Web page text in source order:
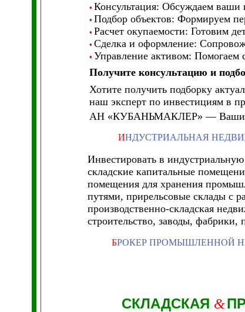
• Консультация: Обсуждаем
• Подбор объектов: Формируем
• Расчет окупаемости: Готовим
• Сделка и оформление:
• Управление активом: Помогаем
Получите консультацию и
Хотите получить подборку
наш эксперт по инвестициям в
АН «КУБАНЬМАКЛЕР» — Ваши
ИНДУСТРИАЛЬНАЯ
Инвестировать в
складские капитальные
помещения для хранения
путями, прирельсовые склады с
производственно-складская
строительство, заводы, фабрики,
БРОКЕР ПРОМЫШЛЕННОЙ
СКЛАДСКАЯ &